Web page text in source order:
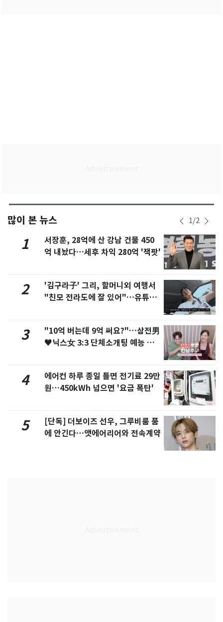
많이 본 뉴스 1/2
1
서장훈, 28억에 산 강남 건물 450
억 내놨다…세후 차익 280억 '잭팟'
2
'김구라子' 그리, 할머니외 여행서
"친모 전라도에 잘 있어"…유튜브
3
"10억 버는데 9억 써요?"…삼전男
♥닉스女 3:3 단체소개팅 예능 화
4
에어컨 하루 종일 틀면 전기료 29만
원…450kWh 넘으면 '요금 폭탄'
5
[단독] 더보이즈 선우, 그루비룸 품
에 안긴다…앳에어리어와 전속계약